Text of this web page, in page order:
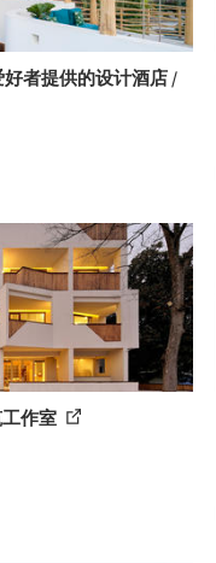
者提供的设计酒店 /
作室